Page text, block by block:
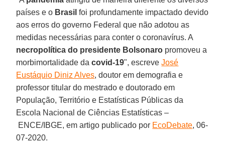
países e o Brasil foi profundamente impactado devido
aos erros do governo Federal que não adotou as
medidas necessárias para conter o coronavírus. A
necropolítica do presidente Bolsonaro promoveu a
morbimortalidade dacovid-19", escreveJosé
Eustáquio Diniz Alves, doutor em demografia e
professor titular do mestrado e doutorado em
População, Território e Estatísticas Públicas da
Escola Nacional de Ciências Estatísticas –
ENCE/IBGE, em artigo publicado por EcoDebate, 06-
07-2020.